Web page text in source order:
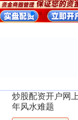
炒股配资开户网
年风水难题